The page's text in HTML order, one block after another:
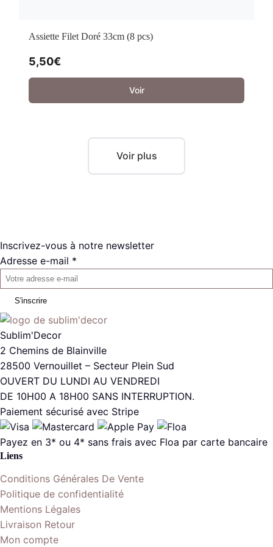
Assiette Filet Doré 33cm (8 pcs)
5,50€
Voir
Voir plus
Inscrivez-vous à notre newsletter
Adresse e-mail *
S'inscrire
Sublim'Decor
2 Chemins de Blainville
28500 Vernouillet – Secteur Plein Sud
OUVERT DU LUNDI AU VENDREDI
DE 10H00 A 18H00 SANS INTERRUPTION.
Paiement sécurisé avec Stripe
Payez en 3* ou 4* sans frais avec Floa par carte bancaire
Liens
Conditions Générales De Vente
Politique de confidentialité
Mentions Légales
Livraison Retour
Mon compte